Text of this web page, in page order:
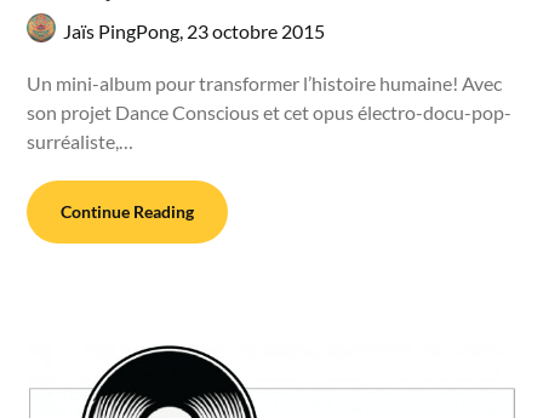
Jaïs PingPong, 23 octobre 2015
Un mini-album pour transformer l’histoire humaine! Avec
son projet Dance Conscious et cet opus électro-docu-pop-
surréaliste,…
Continue Reading